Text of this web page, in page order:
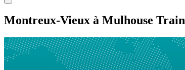
Montreux-Vieux à Mulhouse Train